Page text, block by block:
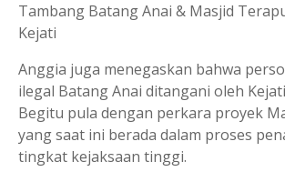
Tambang Batang Anai & Masjid
Kejati
Anggia juga menegaskan bahwa
ilegal Batang Anai ditangani oleh
Begitu pula dengan perkara proyek
yang saat ini berada dalam proses
tingkat kejaksaan tinggi.